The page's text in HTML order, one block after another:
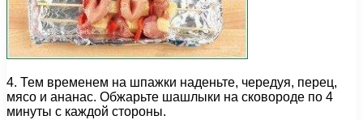
4. Тем временем на шпажки наденьте, чередуя, перец,
мясо и ананас. Обжарьте шашлыки на сковороде по 4
минуты с каждой стороны.